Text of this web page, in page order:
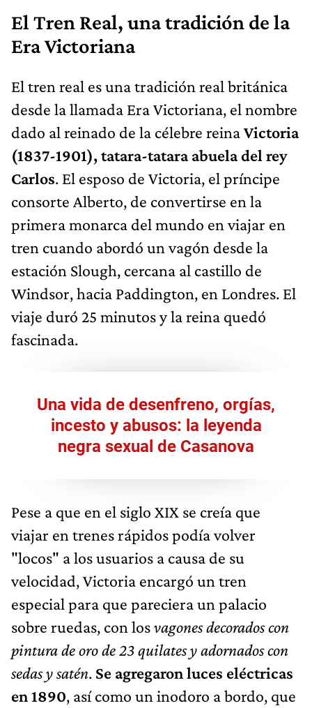
El Tren Real, una tradición de la
Era Victoriana
El tren real es una tradición real británica
desde la llamada Era Victoriana, el nombre
dado al reinado de la célebre reinaVictoria
(1837-1901), tatara-tatara abuela del rey
Carlos. El esposo de Victoria, el príncipe
consorte Alberto, de convertirse en la
primera monarca del mundo en viajar en
tren cuando abordó un vagón desde la
estación Slough, cercana al castillo de
Windsor, hacia Paddington, en Londres. El
viaje duró 25 minutos y la reina quedó
fascinada.
Una vida de desenfreno, orgías,
incesto y abusos: la leyenda
negra sexual de Casanova
Pese a que en el siglo XIX se creía que
viajar en trenes rápidos podía volver
"locos" a los usuarios a causa de su
velocidad, Victoria encargó un tren
especial para que pareciera un palacio
sobre ruedas, con losvagones decorados con
pintura de oro de 23 quilates y adornados con
sedas y satén. Se agregaron luces eléctricas
en 1890, así como un inodoro a bordo, que